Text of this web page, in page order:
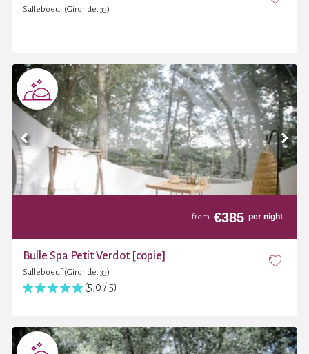
Salleboeuf (Gironde, 33)
from €385 per night
Bulle Spa Petit Verdot [copie]
Salleboeuf (Gironde, 33)
(5,0 / 5)